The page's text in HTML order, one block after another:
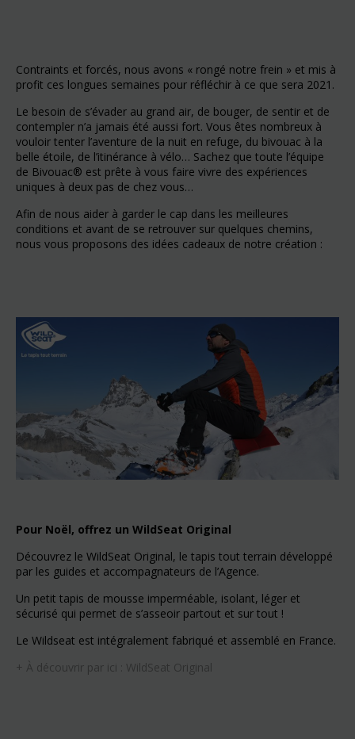
Contraints et forcés, nous avons « rongé notre frein » et mis à
profit ces longues semaines pour réfléchir à ce que sera 2021.
Le besoin de s’évader au grand air, de bouger, de sentir et de
contempler n’a jamais été aussi fort. Vous êtes nombreux à
vouloir tenter l’aventure de la nuit en refuge, du bivouac à la
belle étoile, de l’itinérance à vélo… Sachez que toute l’équipe
de Bivouac® est prête à vous faire vivre des expériences
uniques à deux pas de chez vous…
Afin de nous aider à garder le cap dans les meilleures
conditions et avant de se retrouver sur quelques chemins,
nous vous proposons des idées cadeaux de notre création :
Pour Noël, offrez un WildSeat Original
Découvrez le WildSeat Original, le tapis tout terrain développé
par les guides et accompagnateurs de l’Agence.
Un petit tapis de mousse imperméable, isolant, léger et
sécurisé qui permet de s’asseoir partout et sur tout !
Le Wildseat est intégralement fabriqué et assemblé en France.
+ À découvrir par ici : WildSeat Original